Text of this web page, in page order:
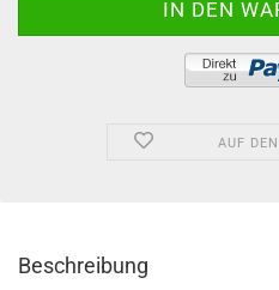
AUF
Beschreibung